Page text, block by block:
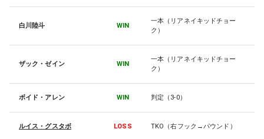
白川陸斗 WIN
一本（リアネイキッドチョー
ク）
ザック・ゼイン WIN
一本（リアネイキッドチョー
ク）
ボイド・アレン WIN 判定（3-0）
ルイス・グスタボ LOSS TKO（右フック→パウンド）